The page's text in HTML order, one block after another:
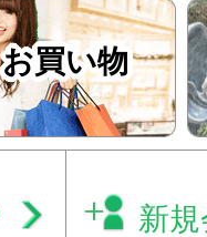
お買い物
新